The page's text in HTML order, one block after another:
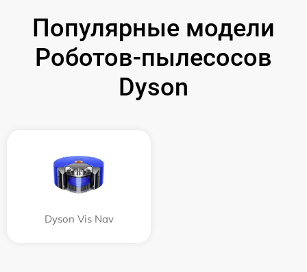
Популярные модели
Роботов-пылесосов
Dyson
Dyson Vis Nav